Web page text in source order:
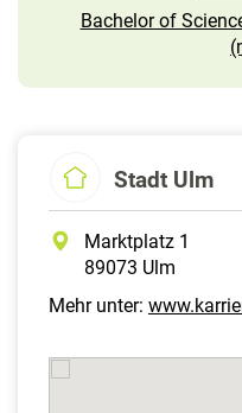
Bachelor of
Stadt Ulm
Marktplatz 1
89073 Ulm
Mehr unter: